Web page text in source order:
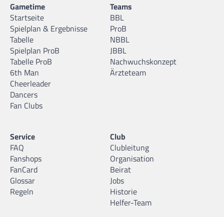
Gametime
Startseite
Spielplan & Ergebnisse
Tabelle
Spielplan ProB
Tabelle ProB
6th Man
Cheerleader
Dancers
Fan Clubs
Teams
BBL
ProB
NBBL
JBBL
Nachwuchskonzept
Ärzteteam
Service
FAQ
Fanshops
FanCard
Glossar
Regeln
Club
Clubleitung
Organisation
Beirat
Jobs
Historie
Helfer-Team